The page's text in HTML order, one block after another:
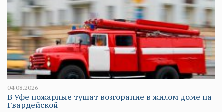
04.08.2026
В Уфе пожарные тушат возгорание в жилом доме на
Гвардейской